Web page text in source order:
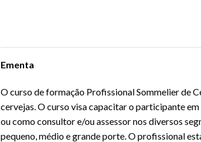
Ementa
O curso de formação Profissional Sommelier de
cervejas. O curso visa capacitar o participante
ou como consultor e/ou assessor nos diversos
pequeno, médio e grande porte. O profissional